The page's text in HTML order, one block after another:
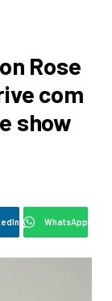
Rose
com
show
WhatsApp